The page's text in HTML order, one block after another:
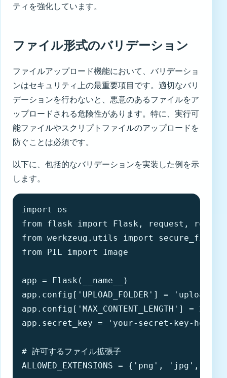
ティを強化しています。
ファイル形式のバリデーション
ファイルアップロード機能において、バリデーショ
ンはセキュリティ上の最重要項目です。適切なバリ
デーションを行わないと、悪意のあるファイルをア
ップロードされる危険性があります。特に、実行可
能ファイルやスクリプトファイルのアップロードを
防ぐことは必須です。
以下に、包括的なバリデーションを実装した例を示
します。
import os
from flask import Flask, request,
from werkzeug.utils import
from PIL import Image
app = Flask(__name__)
app.config['UPLOAD_FOLDER'] = 'uploads'
app.config['MAX_CONTENT_LENGTH'] = 2 *
app.secret_key = 'your-secret-key-here'
# 許可するファイル拡張子
ALLOWED_EXTENSIONS = {'png',